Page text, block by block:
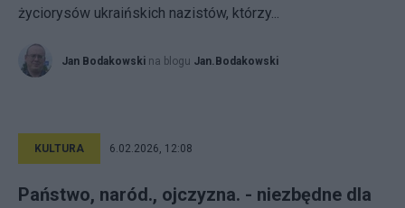
życiorysów ukraińskich nazistów, którzy...
Jan Bodakowski na blogu Jan.Bodakowski
KULTURA 6.02.2026, 12:08
Państwo, naród., ojczyzna. - niezbędne dla